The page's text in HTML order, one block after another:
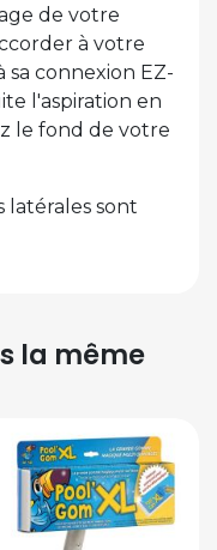
de votre
à votre
connexion EZ-
l'aspiration en
le fond de votre
latérales sont
la même